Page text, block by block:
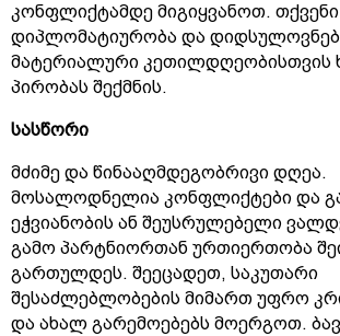
კონფლიქტამდე მიგიყვანოთ. თქვენი
დიპლომატიურობა და
მატერიალური
პირობას შექმნის.
სასწორი
მძიმე და წინააღმდეგობრივი დღეა.
მოსალოდნელია კონფლიქტები და
ეჭვიანობის ან შეუსრულებელი
გამო პარტნიორთან ურთიერთობა
გართულდეს. შეეცადეთ, საკუთარი
შესაძლებლობების მიმართ უფრო
და ახალ გარემოებებს მოერგოთ.